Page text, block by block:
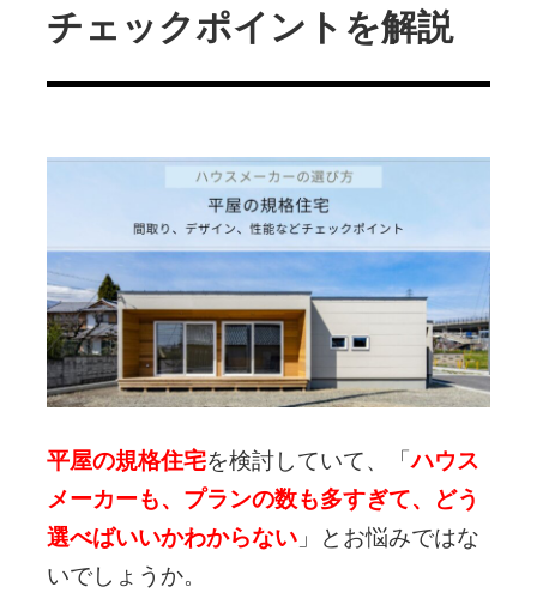
チェックポイントを解説
平屋の規格住宅を検討していて、「ハウス
メーカーも、プランの数も多すぎて、どう
選べばいいかわからない」とお悩みではな
いでしょうか。